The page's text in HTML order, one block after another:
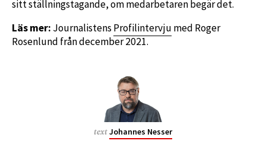
sitt ställningstagande, om medarbetaren begär det.
Läs mer: JournalistensProfilintervju med Roger
Rosenlund från december 2021.
text Johannes Nesser